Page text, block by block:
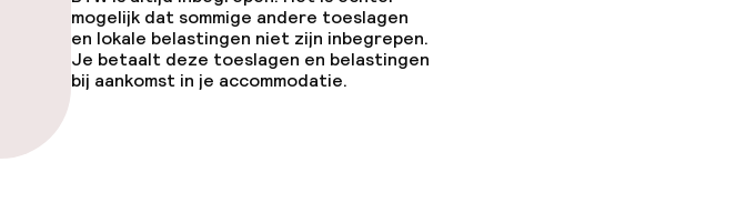
mogelijk dat sommige andere toeslagen
en lokale belastingen niet zijn inbegrepen.
Je betaalt deze toeslagen en belastingen
bij aankomst in je accommodatie.